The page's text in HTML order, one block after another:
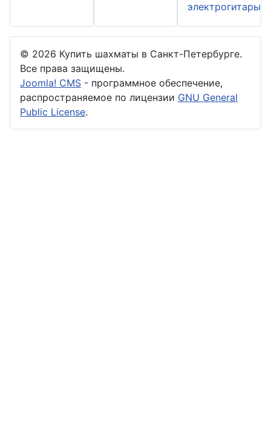
электрогитары
© 2026 Купить шахматы в Санкт-Петербурге.
Все права защищены.
Joomla! CMS - программное обеспечение,
распространяемое по лицензии GNU General
Public License.